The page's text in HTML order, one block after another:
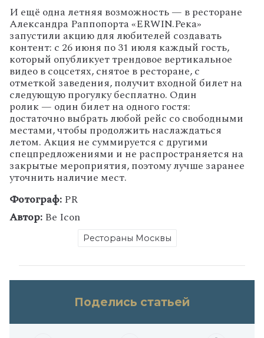
И ещё одна летняя возможность — в ресторане
Александра Раппопорта «ERWIN.Река»
запустили акцию для любителей создавать
контент: с 26 июня по 31 июля каждый гость,
который опубликует трендовое вертикальное
видео в соцсетях, снятое в ресторане, с
отметкой заведения, получит входной билет на
следующую прогулку бесплатно. Один
ролик — один билет на одного гостя:
достаточно выбрать любой рейс со свободными
местами, чтобы продолжить наслаждаться
летом. Акция не суммируется с другими
спецпредложениями и не распространяется на
закрытые мероприятия, поэтому лучше заранее
уточнить наличие мест.
Фотограф:PR
Автор:Be Icon
Рестораны Москвы
Поделись статьей